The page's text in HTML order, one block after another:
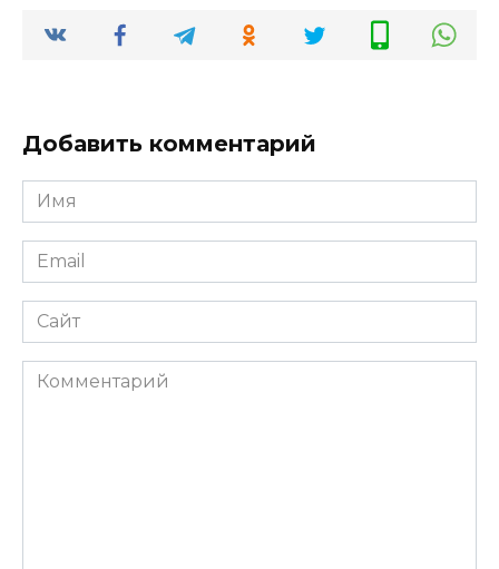
Добавить комментарий
Имя
*
Email
*
Сайт
Комментарий